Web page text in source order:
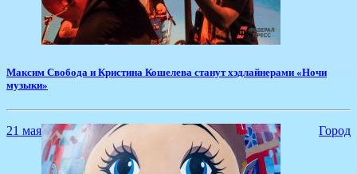
​Максим Свобода и Кристина Кошелева станут хэдлайнерами «Ночи
музыки»
21 мая Город